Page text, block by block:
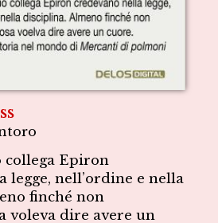
collega Epiron
legge, nell’ordine e nella
finché non
voleva dire avere un